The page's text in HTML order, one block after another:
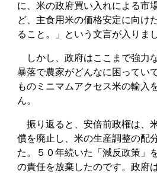
に、米の政府買い入れによる市
ど、主食用米の価格安定に向け
ること。」という文言が入りま
しかし、政府はここまで強力
暴落で農家がどんなに困ってい
ものミニマムアクセス米の輸入
ん。
振り返ると、安倍前政権は、
償を廃止し、米の生産調整の配
た。５０年続いた「減反政策」
の責任を放棄したのです。政府